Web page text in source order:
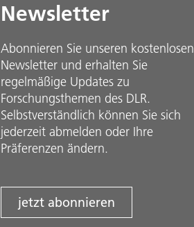
Newsletter
Abonnieren Sie unseren kostenlosen
Newsletter und erhalten Sie
regelmäßige Updates zu
Forschungsthemen des DLR.
Selbstverständlich können Sie sich
jederzeit abmelden oder Ihre
Präferenzen ändern.
jetzt abonnieren